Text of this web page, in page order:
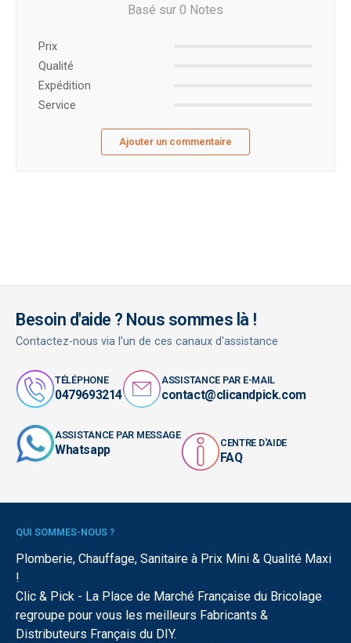
Basé sur 0 Notes
Prix ​​
Qualité
Expédition
Service
Ajouter un commentaire
Besoin d'aide ? Nous sommes là !
Contactez-nous via l'un de ces canaux d'assistance
TÉLÉPHONE
0479693214
ASSISTANCE PAR E-MAIL
contact@clicandpick.com
ASSISTANCE PAR MESSAGE
Whatsapp CENTRE D'AIDE
FAQ
QUI SOMMES-NOUS ?
Plomberie, Chauffage, Sanitaire à Prix Mini & Qualité Maxi
!
Clic & Pick - La Place de Marché Française du Bricolage
regroupe pour vous les meilleurs Fabricants &
Distributeurs Français du DIY.